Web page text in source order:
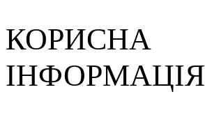
КОРИСНА
ІНФОРМАЦІЯ